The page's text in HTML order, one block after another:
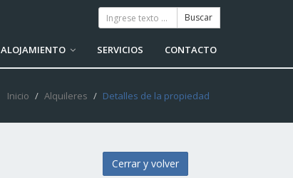
ALOJAMIENTO SERVICIOS CONTACTO
Inicio Alquileres Detalles de la propiedad
Cerrar y volver